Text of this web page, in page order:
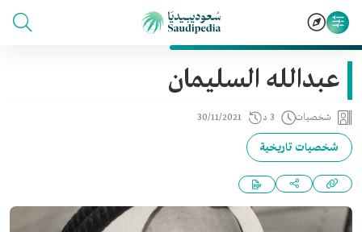
عبدالله السليمان
شخصيات 3 د 30/11/2021
شخصيات تاريخية